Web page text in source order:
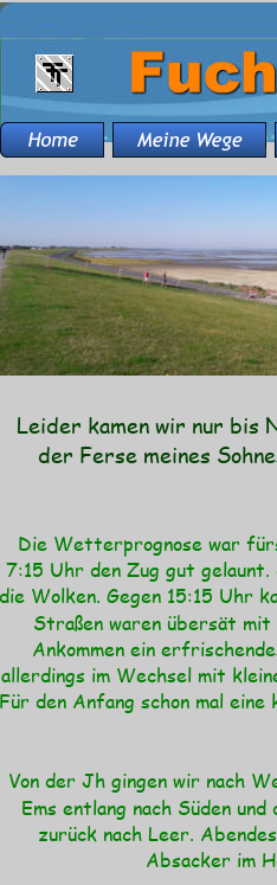
Leider kamen wir nur bis
der Ferse meines
Die Wetterprognose war
7:15 Uhr den Zug gut
die Wolken. Gegen 15:15 Uhr
Straßen waren übersät
Ankommen ein
allerdings im Wechsel mit
den Anfang schon mal
Von der Jh gingen wir nach
Ems entlang nach Süden
zurück nach Leer.
Absacker im